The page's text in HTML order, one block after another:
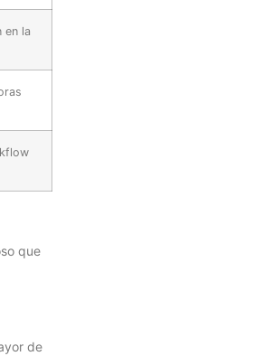
en la
que
de